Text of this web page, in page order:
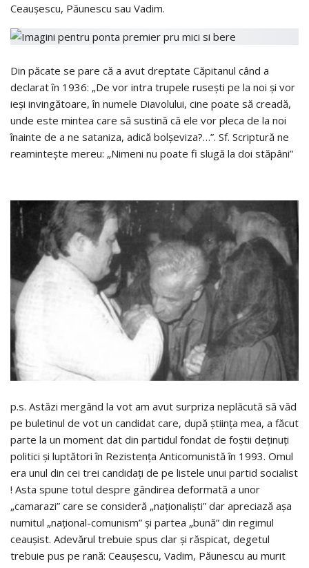
Ceaușescu, Păunescu sau Vadim.
Din păcate se pare că a avut dreptate Căpitanul când a
declarat în 1936: „De vor intra trupele rusești pe la noi și vor
ieși invingătoare, în numele Diavolului, cine poate să creadă,
unde este mintea care să sustină că ele vor pleca de la noi
înainte de a ne sataniza, adică bolșeviza?…”. Sf. Scriptură ne
reamintește mereu: „Nimeni nu poate fi slugă la doi stăpâni”
p.s. Astăzi mergând la vot am avut surpriza neplăcută să văd
pe buletinul de vot un candidat care, după știința mea, a făcut
parte la un moment dat din partidul fondat de foștii deținuți
politici și luptători în Rezistența Anticomunistă în 1993. Omul
era unul din cei trei candidați de pe listele unui partid socialist
! Asta spune totul despre gândirea deformată a unor
„camarazi” care se consideră „naționaliști” dar apreciază așa
numitul „național-comunism” și partea „bună” din regimul
ceaușist. Adevărul trebuie spus clar și răspicat, degetul
trebuie pus pe rană: Ceaușescu, Vadim, Păunescu au murit